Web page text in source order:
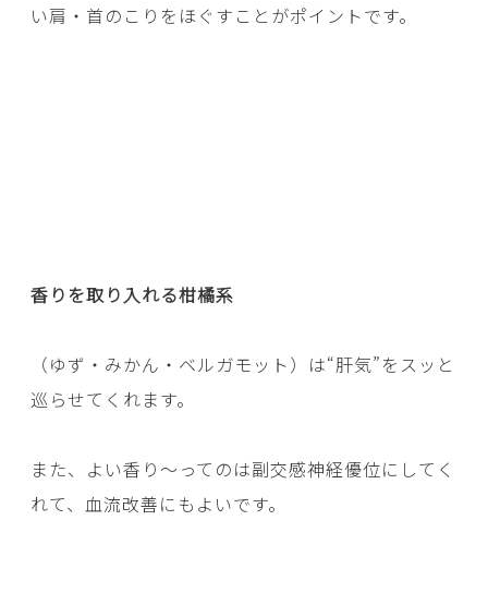
い肩・首のこりをほぐすことがポイントです。
香りを取り入れる柑橘系
（ゆず・みかん・ベルガモット）は“肝気”をスッと
巡らせてくれます。
また、よい香り～ってのは副交感神経優位にしてく
れて、血流改善にもよいです。